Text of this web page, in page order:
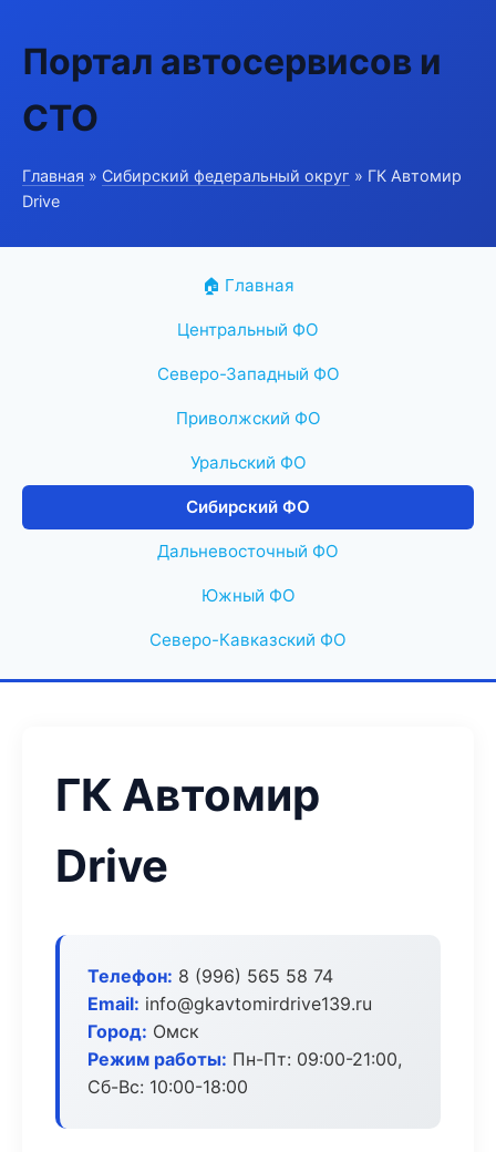
Портал автосервисов и
СТО
Главная » Сибирский федеральный округ » ГК Автомир
Drive
🏠 Главная
Центральный ФО
Северо-Западный ФО
Приволжский ФО
Уральский ФО
Сибирский ФО
Дальневосточный ФО
Южный ФО
Северо-Кавказский ФО
ГК Автомир
Drive
Телефон: 8 (996) 565 58 74
Email: info@gkavtomirdrive139.ru
Город: Омск
Режим работы: Пн-Пт: 09:00-21:00,
Сб-Вс: 10:00-18:00